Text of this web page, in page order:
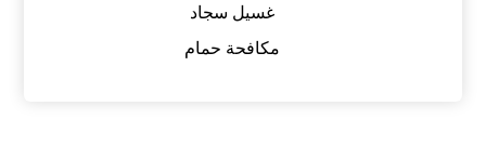
غسيل سجاد
مكافحة حمام